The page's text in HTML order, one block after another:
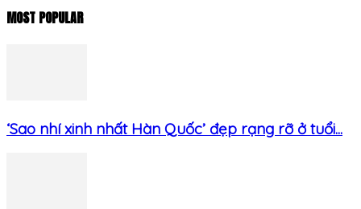
MOST POPULAR
‘Sao nhí xinh nhất Hàn Quốc’ đẹp rạng rỡ ở tuổi...